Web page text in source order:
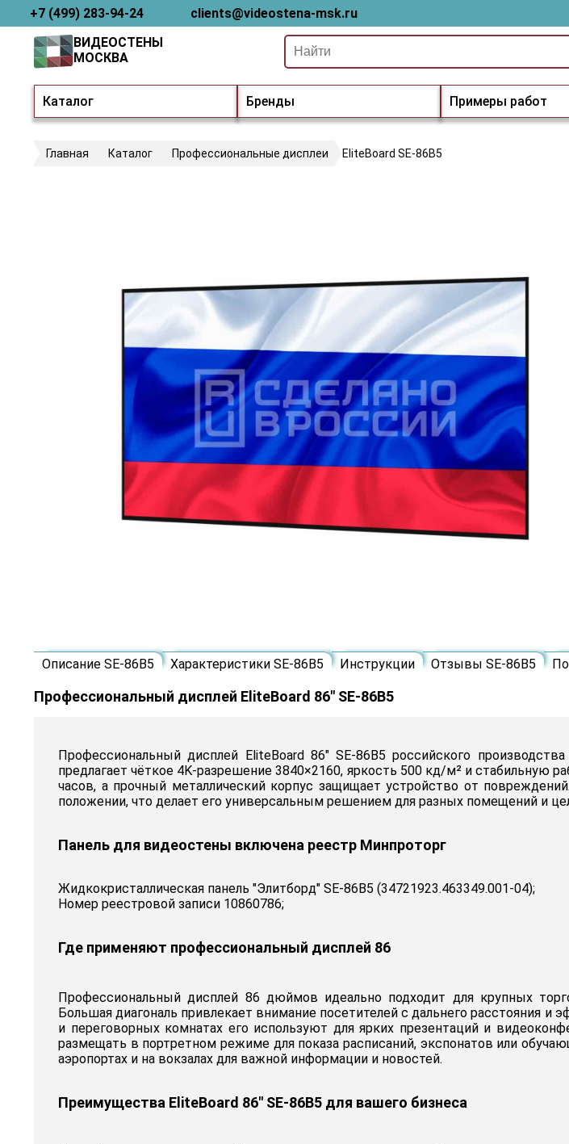
+7 (499) 283-94-24 clients@videostena-msk.ru
Каталог Бренды Примеры работ
ВИДЕОСТЕНЫ
МОСКВА
Главная Каталог Профессиональные дисплеи EliteBoard SE-86B5
Описание SE-86B5 Характеристики SE-86B5 Инструкции Отзывы SE-86B5
Профессиональный дисплей EliteBoard 86" SE-86B5
Профессиональный дисплей EliteBoard 86" SE-86B5 российского
предлагает чёткое 4K-разрешение 3840×2160, яркость 500 кд/м² и стабильную
часов, а прочный металлический корпус защищает устройство от
положении, что делает его универсальным решением для разных помещений и
Панель для видеостены включена реестр Минпроторг
Жидкокристаллическая панель "Элитборд" SE-86B5 (34721923.463349.001-04);
Номер реестровой записи 10860786;
Где применяют профессиональный дисплей 86
Профессиональный дисплей 86 дюймов идеально подходит для крупных
Большая диагональ привлекает внимание посетителей с дальнего расстояния
и переговорных комнатах его используют для ярких презентаций и
размещать в портретном режиме для показа расписаний, экспонатов или
аэропортах и на вокзалах для важной информации и новостей.
Преимущества EliteBoard 86" SE-86B5 для вашего бизнеса